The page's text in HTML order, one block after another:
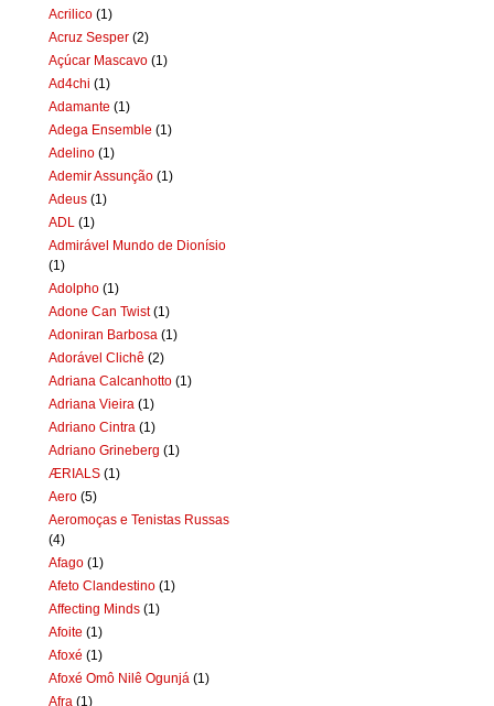
Acrilico (1)
Acruz Sesper (2)
Açúcar Mascavo (1)
Ad4chi (1)
Adamante (1)
Adega Ensemble (1)
Adelino (1)
Ademir Assunção (1)
Adeus (1)
ADL (1)
Admirável Mundo de Dionísio
(1)
Adolpho (1)
Adone Can Twist (1)
Adoniran Barbosa (1)
Adorável Clichê (2)
Adriana Calcanhotto (1)
Adriana Vieira (1)
Adriano Cintra (1)
Adriano Grineberg (1)
ÆRIALS (1)
Aero (5)
Aeromoças e Tenistas Russas
(4)
Afago (1)
Afeto Clandestino (1)
Affecting Minds (1)
Afoite (1)
Afoxé (1)
Afoxé Omô Nilê Ogunjá (1)
Afra (1)